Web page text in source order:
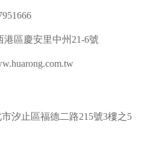
港區慶安里中州21-6號
市汐止區福德二路215號3樓之5